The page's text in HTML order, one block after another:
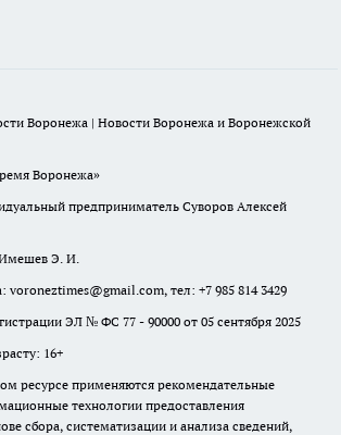
Воронежа | Новости Воронежа и Воронежской
Воронежа»
предприниматель Суворов Алексей
Э. И.
тел: +7 985 814 3429
ЭЛ № ФС 77 - 90000 от 05 сентября 2025
16+
ресурсе применяются рекомендательные
технологии предоставления
сбора, систематизации и анализа сведений,